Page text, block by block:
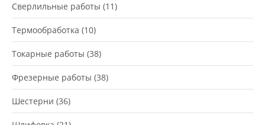
Сверлильные работы (11)
Термообработка (10)
Токарные работы (38)
Фрезерные работы (38)
Шестерни (36)